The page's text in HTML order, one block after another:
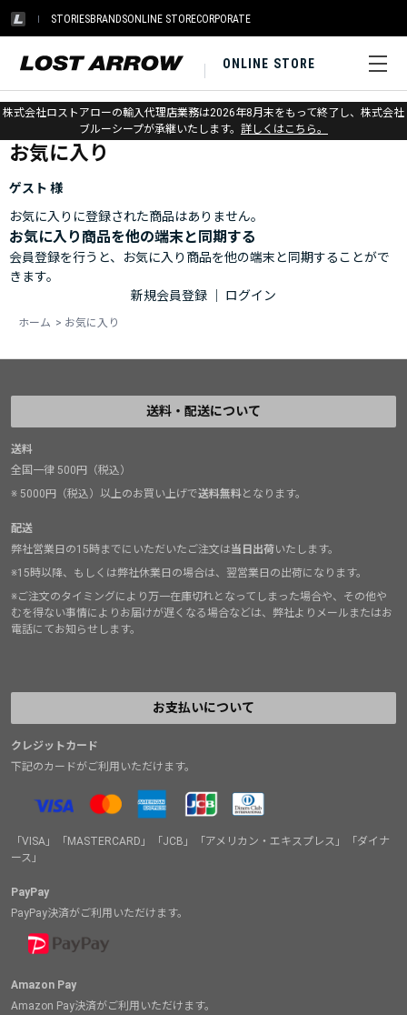
STORIESBRANDSONLINE STORECORPORATE
ONLINE STORE
株式会社ロストアローの輸入代理店業務は2026年8月末をもって終了し、株式会社
ブルーシープが承継いたします。 詳しくはこちら。
ホーム > お気に入り
お気に入り
ゲスト 様
お気に入りに登録された商品はありません。
お気に入り商品を他の端末と同期する
会員登録を行うと、お気に入り商品を他の端末と同期することがで
きます。
新規会員登録
ログイン
ホーム > お気に入り
送料・配送について
送料
全国一律 500円（税込）
※ 5000円（税込）以上のお買い上げで送料無料となります。
配送
弊社営業日の15時までにいただいたご注文は当日出荷いたします。
※15時以降、もしくは弊社休業日の場合は、翌営業日の出荷になります。
※ご注文のタイミングにより万一在庫切れとなってしまった場合や、その他や
むを得ない事情によりお届けが遅くなる場合などは、弊社よりメールまたはお
電話にてお知らせします。
お支払いについて
クレジットカード
下記のカードがご利用いただけます。
「VISA」「MASTERCARD」「JCB」「アメリカン・エキスプレス」「ダイナ
ース」
PayPay
PayPay決済がご利用いただけます。
Amazon Pay
Amazon Pay決済がご利用いただけます。